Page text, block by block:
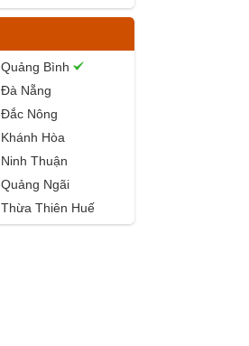
Quảng Bình
Đà Nẵng
Đắc Nông
Khánh Hòa
Ninh Thuận
Quảng Ngãi
Thừa Thiên Huế